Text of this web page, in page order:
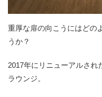
重厚な扉の向こうにはどの
うか？
2017年にリニューアルされ
ラウンジ。